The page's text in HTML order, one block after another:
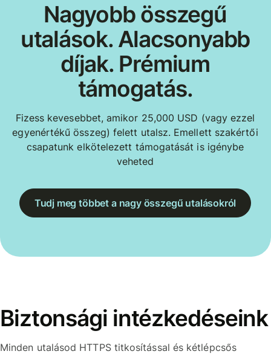
Nagyobb összegű
utalások. Alacsonyabb
díjak. Prémium
támogatás.
Fizess kevesebbet, amikor 25,000 USD (vagy ezzel
egyenértékű összeg) felett utalsz. Emellett szakértői
csapatunk elkötelezett támogatását is igénybe
veheted
Tudj meg többet a nagy összegű utalásokról
Biztonsági intézkedéseink
Minden utalásod HTTPS titkosítással és kétlépcsős